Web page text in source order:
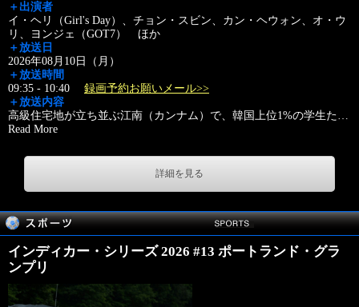
＋出演者
イ・ヘリ（Girl's Day）、チョン・スビン、カン・ヘウォン、オ・ウ
リ、ヨンジェ（GOT7） ほか
＋放送日
2026年08月10日（月）
＋放送時間
09:35 - 10:40 録画予約お願いメール>>
＋放送内容
高級住宅地が立ち並ぶ江南（カンナム）で、韓国上位1%の学生た…
Read More
詳細を見る
インディカー・シリーズ 2026 #13 ポートランド・グラ
ンプリ